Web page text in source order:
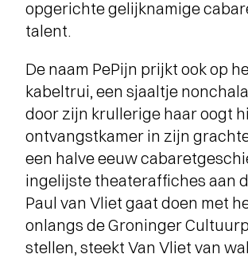
TULIP TOWN -
humor, liefde en
magie
opgerichte gelijknamige
talent.
De naam PePijn prijkt ook op
kabeltrui, een sjaaltje
door zijn krullerige haar oogt
ontvangstkamer in zijn
een halve eeuw
ingelijste theateraffiches aan
Paul van Vliet gaat doen met
onlangs de Groninger
stellen, steekt Van Vliet van